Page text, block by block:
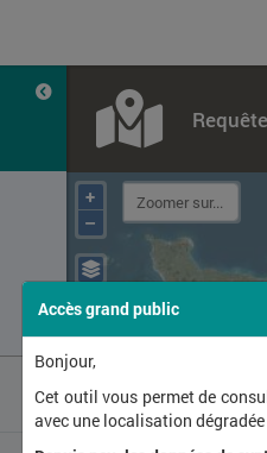
+
–
Accès grand public
Bonjour,
Cet outil vous permet de
avec une localisation